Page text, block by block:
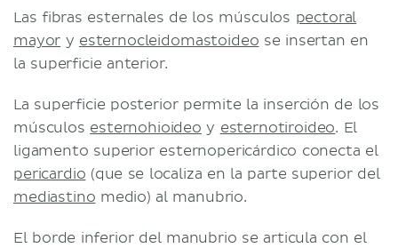
Las fibras esternales de los músculos pectoral
mayor y esternocleidomastoideo se insertan en
la superficie anterior.
La superficie posterior permite la inserción de los
músculos esternohioideo y esternotiroideo. El
ligamento superior esternopericárdico conecta el
pericardio (que se localiza en la parte superior del
mediastino medio) al manubrio.
El borde inferior del manubrio se articula con el